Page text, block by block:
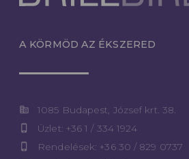
A KÖRMÖD AZ ÉKSZERED
corporate_fare 1085 Budapest, József krt. 38.
phone_iphone Üzlet: +36 1 / 334 1924
phone_iphone Rendelések: +36 30 / 829 0737